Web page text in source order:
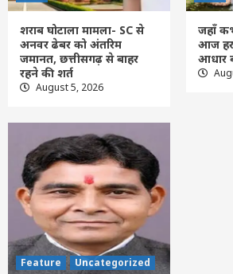
5
Feature Uncategorized
हर बेटी को मिले सुरक्षित और
मंत्री टंक राम वर्मा
शराब घोटाला मामला- SC से
अनवर ढेबर को अंतरिम
जमानत, छत्तीसगढ़ से बाहर
रहने की शर्त
August 5, 2026
जहाँ
आज हर
आधार
Feature
Uncategorized